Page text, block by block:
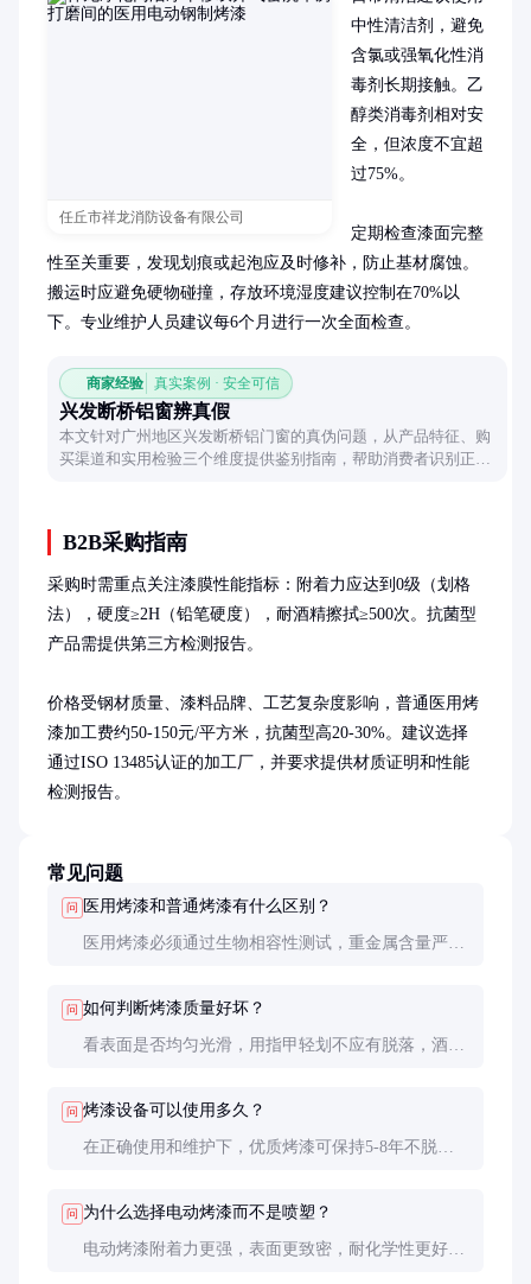
任丘市祥龙消防设备有限公司
中性清洁剂，避免
含氯或强氧化性消
毒剂长期接触。乙
醇类消毒剂相对安
全，但浓度不宜超
过75%。
定期检查漆面完整
性至关重要，发现划痕或起泡应及时修补，防止基材腐蚀。
搬运时应避免硬物碰撞，存放环境湿度建议控制在70%以
下。专业维护人员建议每6个月进行一次全面检查。
商家经验 真实案例 · 安全可信
兴发断桥铝窗辨真假
本文针对广州地区兴发断桥铝门窗的真伪问题，从产品特征、购
买渠道和实用检验三个维度提供鉴别指南，帮助消费者识别正品
B2B采购指南
采购时需重点关注漆膜性能指标：附着力应达到0级（划格
法），硬度≥2H（铅笔硬度），耐酒精擦拭≥500次。抗菌型
产品需提供第三方检测报告。
价格受钢材质量、漆料品牌、工艺复杂度影响，普通医用烤
漆加工费约50-150元/平方米，抗菌型高20-30%。建议选择
通过ISO 13485认证的加工厂，并要求提供材质证明和性能
检测报告。
常见问题
问 医用烤漆和普通烤漆有什么区别？
医用烤漆必须通过生物相容性测试，重金属含量严格
问 如何判断烤漆质量好坏？
看表面是否均匀光滑，用指甲轻划不应有脱落，酒精
问 烤漆设备可以使用多久？
在正确使用和维护下，优质烤漆可保持5-8年不脱
问 为什么选择电动烤漆而不是喷塑？
电动烤漆附着力更强，表面更致密，耐化学性更好。